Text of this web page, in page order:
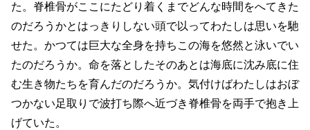
た。脊椎骨がここにたどり着くまでどんな時間をへてきた
のだろうかとはっきりしない頭で以ってわたしは思いを馳
せた。かつては巨大な全身を持ちこの海を悠然と泳いでい
たのだろうか。命を落としたそのあとは海底に沈み底に住
む生き物たちを育んだのだろうか。気付けばわたしはおぼ
つかない足取りで波打ち際へ近づき脊椎骨を両手で抱き上
げていた。